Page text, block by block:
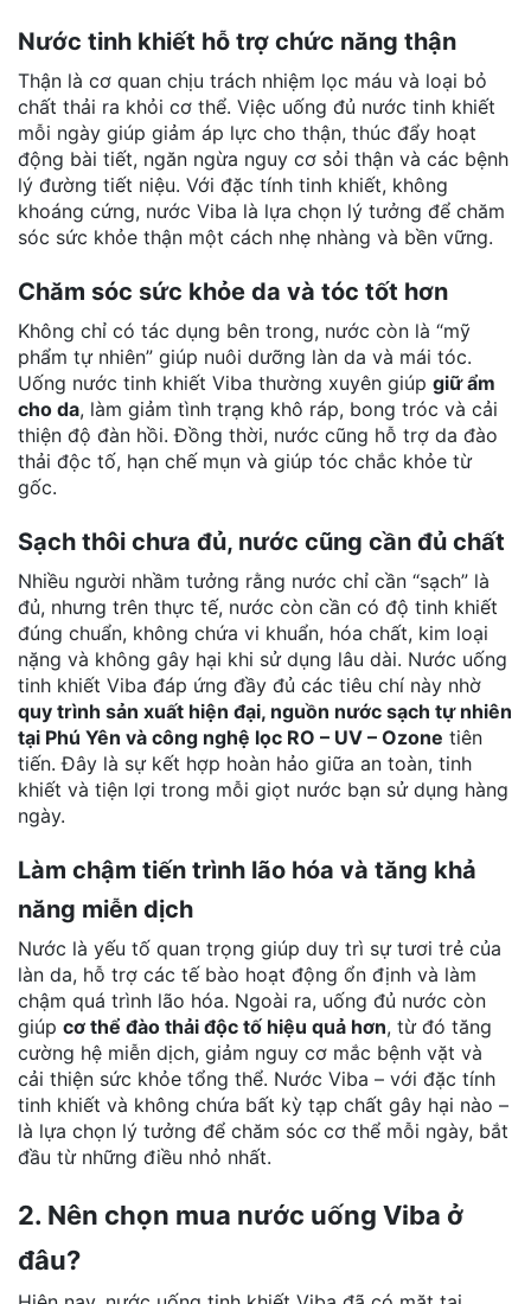
Nước tinh khiết hỗ trợ chức năng thận
Thận là cơ quan chịu trách nhiệm lọc máu và loại bỏ
chất thải ra khỏi cơ thể. Việc uống đủ nước tinh khiết
mỗi ngày giúp giảm áp lực cho thận, thúc đẩy hoạt
động bài tiết, ngăn ngừa nguy cơ sỏi thận và các bệnh
lý đường tiết niệu. Với đặc tính tinh khiết, không
khoáng cứng, nước Viba là lựa chọn lý tưởng để chăm
sóc sức khỏe thận một cách nhẹ nhàng và bền vững.
Chăm sóc sức khỏe da và tóc tốt hơn
Không chỉ có tác dụng bên trong, nước còn là “mỹ
phẩm tự nhiên” giúp nuôi dưỡng làn da và mái tóc.
Uống nước tinh khiết Viba thường xuyên giúp giữ ẩm
cho da, làm giảm tình trạng khô ráp, bong tróc và cải
thiện độ đàn hồi. Đồng thời, nước cũng hỗ trợ da đào
thải độc tố, hạn chế mụn và giúp tóc chắc khỏe từ
gốc.
Sạch thôi chưa đủ, nước cũng cần đủ chất
Nhiều người nhầm tưởng rằng nước chỉ cần “sạch” là
đủ, nhưng trên thực tế, nước còn cần có độ tinh khiết
đúng chuẩn, không chứa vi khuẩn, hóa chất, kim loại
nặng và không gây hại khi sử dụng lâu dài. Nước uống
tinh khiết Viba đáp ứng đầy đủ các tiêu chí này nhờ
quy trình sản xuất hiện đại, nguồn nước sạch tự nhiên
tại Phú Yên và công nghệ lọc RO – UV – Ozone tiên
tiến. Đây là sự kết hợp hoàn hảo giữa an toàn, tinh
khiết và tiện lợi trong mỗi giọt nước bạn sử dụng hàng
ngày.
Làm chậm tiến trình lão hóa và tăng khả
năng miễn dịch
Nước là yếu tố quan trọng giúp duy trì sự tươi trẻ của
làn da, hỗ trợ các tế bào hoạt động ổn định và làm
chậm quá trình lão hóa. Ngoài ra, uống đủ nước còn
giúp cơ thể đào thải độc tố hiệu quả hơn, từ đó tăng
cường hệ miễn dịch, giảm nguy cơ mắc bệnh vặt và
cải thiện sức khỏe tổng thể. Nước Viba – với đặc tính
tinh khiết và không chứa bất kỳ tạp chất gây hại nào –
là lựa chọn lý tưởng để chăm sóc cơ thể mỗi ngày, bắt
đầu từ những điều nhỏ nhất.
2. Nên chọn mua nước uống Viba ở
đâu?